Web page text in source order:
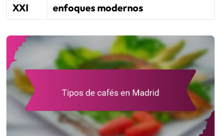
XXI
enfoques modernos